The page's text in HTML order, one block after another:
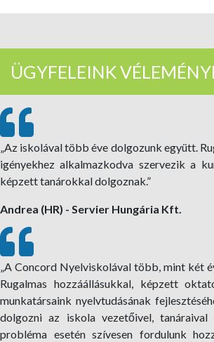
ÜGYFELEINK
„Az iskolával több éve dolgozunk együtt.
igényekhez alkalmazkodva szervezik a
képzett tanárokkal dolgoznak.”
Andrea (HR) - Servier Hungária Kft.
„A Concord Nyelviskolával több, mint két
Rugalmas hozzáállásukkal, képzett
munkatársaink nyelvtudásának
dolgozni az iskola vezetőivel, tanáraival
probléma esetén szívesen fordulunk